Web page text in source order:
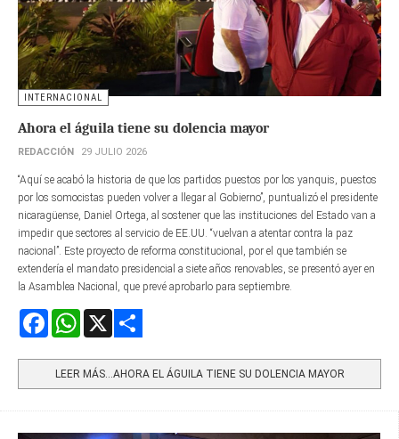
INTERNACIONAL
Ahora el águila tiene su dolencia mayor
REDACCIÓN 29 JULIO 2026
“Aquí se acabó la historia de que los partidos puestos por los yanquis, puestos
por los somocistas pueden volver a llegar al Gobierno”, puntualizó el presidente
nicaragüense, Daniel Ortega, al sostener que las instituciones del Estado van a
impedir que sectores al servicio de EE.UU. “vuelvan a atentar contra la paz
nacional”. Este proyecto de reforma constitucional, por el que también se
extendería el mandato presidencial a siete años renovables, se presentó ayer en
la Asamblea Nacional, que prevé aprobarlo para septiembre.
FacebookWhatsApp
LEER MÁS…AHORA EL ÁGUILA TIENE SU DOLENCIA MAYOR